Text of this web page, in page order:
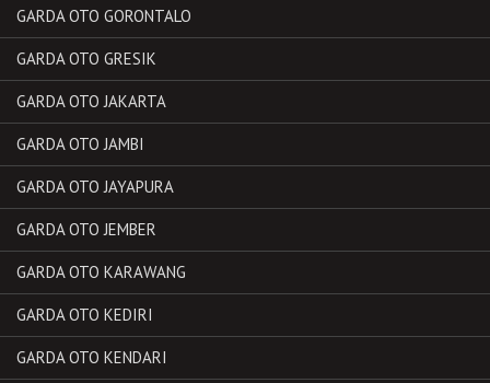
GARDA OTO GORONTALO
GARDA OTO GRESIK
GARDA OTO JAKARTA
GARDA OTO JAMBI
GARDA OTO JAYAPURA
GARDA OTO JEMBER
GARDA OTO KARAWANG
GARDA OTO KEDIRI
GARDA OTO KENDARI